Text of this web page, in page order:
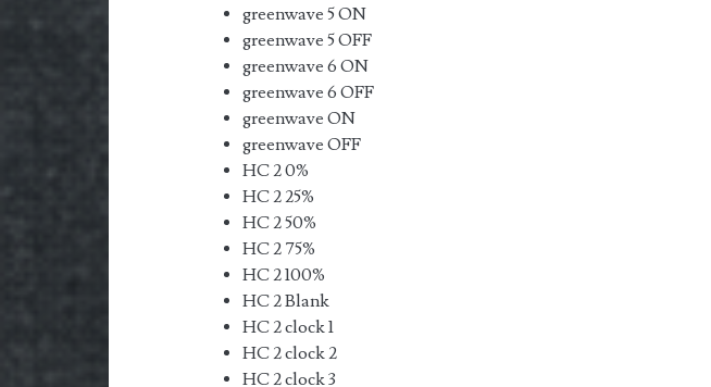
greenwave 5 ON
greenwave 5 OFF
greenwave 6 ON
greenwave 6 OFF
greenwave ON
greenwave OFF
HC 2 0%
HC 2 25%
HC 2 50%
HC 2 75%
HC 2 100%
HC 2 Blank
HC 2 clock 1
HC 2 clock 2
HC 2 clock 3